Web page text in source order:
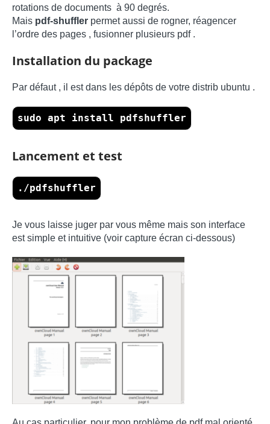
rotations de documents à 90 degrés.
Mais pdf-shuffler permet aussi de rogner, réagencer
l’ordre des pages , fusionner plusieurs pdf .
Installation du package
Par défaut , il est dans les dépôts de votre distrib ubuntu .
sudo apt install pdfshuffler
Lancement et test
./pdfshuffler
Je vous laisse juger par vous même mais son interface
est simple et intuitive (voir capture écran ci-dessous)